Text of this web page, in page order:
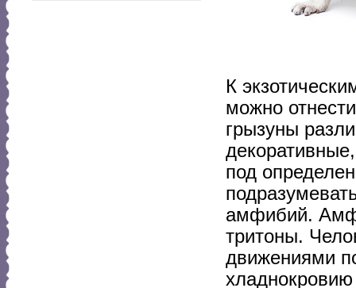
К
можно
грызуны
под
амфибий.
тритоны.
движениями